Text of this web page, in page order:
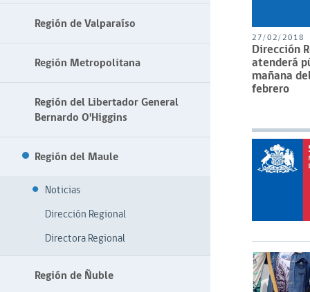
Región de Valparaíso
Región Metropolitana
Región del Libertador General
Bernardo O'Higgins
Región del Maule
Noticias
Dirección Regional
Directora Regional
Región de Ñuble
27/02/2018
Dirección
atenderá
mañana
febrero